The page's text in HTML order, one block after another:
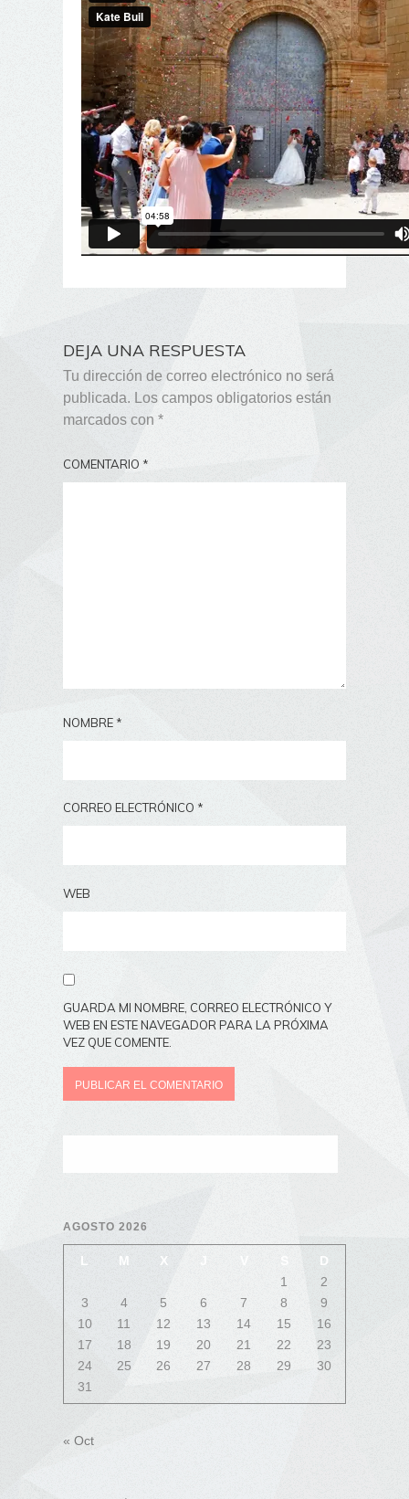
DEJA UNA RESPUESTA
Tu dirección de correo electrónico no será
publicada. Los campos obligatorios están
marcados con *
COMENTARIO *
NOMBRE *
CORREO ELECTRÓNICO *
WEB
GUARDA MI NOMBRE, CORREO ELECTRÓNICO Y
WEB EN ESTE NAVEGADOR PARA LA PRÓXIMA
VEZ QUE COMENTE.
AGOSTO 2026
L M X
D
1
2
3
4 5 6 7 8
9
10
11 12 13 14 15
16
17
18 19 20 21 22
23
24
25 26 27 28 29
30
31
« Oct